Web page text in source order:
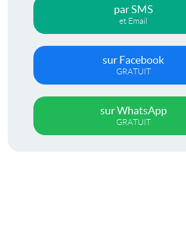
par SMS
et Email
sur Facebook
GRATUIT
sur WhatsApp
GRATUIT